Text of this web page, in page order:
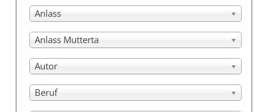
Anlass
Anlass Mutterta
Autor
Beruf